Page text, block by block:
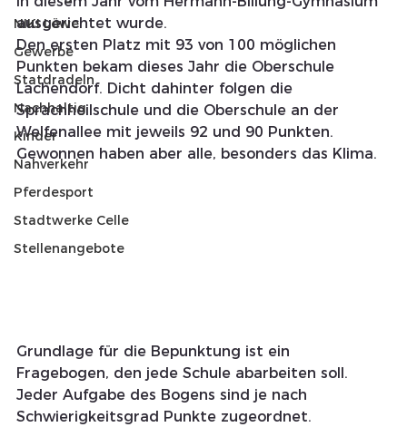
NIKI Löwe
Gewerbe
Statdradeln
Nachhaltig
Kinder
Nahverkehr
Pferdesport
Stadtwerke Celle
Stellenangebote
ausgerichtet wurde.
Den ersten Platz mit 93 von 100 möglichen
Punkten bekam dieses Jahr die Oberschule
Lachendorf. Dicht dahinter folgen die
Sprachheilschule und die Oberschule an der
Welfenallee mit jeweils 92 und 90 Punkten.
Gewonnen haben aber alle, besonders das Klima.
Grundlage für die Bepunktung ist ein
Fragebogen, den jede Schule abarbeiten soll.
Jeder Aufgabe des Bogens sind je nach
Schwierigkeitsgrad Punkte zugeordnet.